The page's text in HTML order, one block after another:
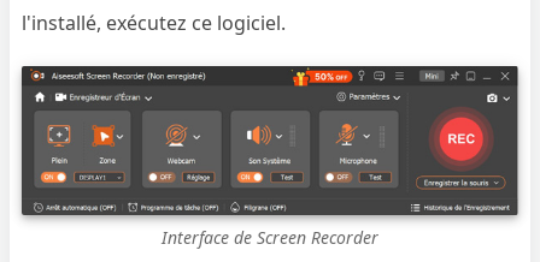
l'installé, exécutez ce logiciel.
Interface de Screen Recorder